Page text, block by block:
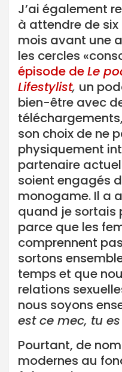
J’ai également
à attendre de
mois avant une
les cercles
épisode deLe
Lifestylist, un
bien-être avec
son choix de ne
physiquement
partenaire actuel
soient engagés
monogame. Il a
quand je sortais
parce que les
comprennent
sortons
temps et que
relations
nous soyons
est ce mec, tu
Pourtant, de
modernes au